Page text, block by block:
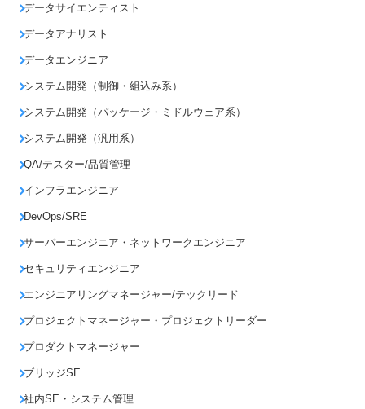
データサイエンティスト
データアナリスト
データエンジニア
システム開発（制御・組込み系）
システム開発（パッケージ・ミドルウェア系）
システム開発（汎用系）
QA/テスター/品質管理
インフラエンジニア
DevOps/SRE
サーバーエンジニア・ネットワークエンジニア
セキュリティエンジニア
エンジニアリングマネージャー/テックリード
プロジェクトマネージャー・プロジェクトリーダー
プロダクトマネージャー
ブリッジSE
社内SE・システム管理